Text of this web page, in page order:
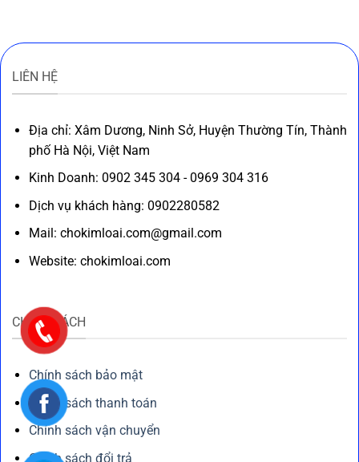
LIÊN HỆ
Địa chỉ: Xâm Dương, Ninh Sở, Huyện Thường Tín, Thành
phố Hà Nội, Việt Nam
Kinh Doanh: 0902 345 304 - 0969 304 316
Dịch vụ khách hàng: 0902280582
Mail: chokimloai.com@gmail.com
Website: chokimloai.com
CHÍNH SÁCH
Chính sách bảo mật
Chính sách thanh toán
Chính sách vận chuyển
Chính sách đổi trả